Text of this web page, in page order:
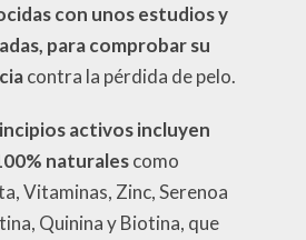
con unos estudios y
para comprobar su
contra la pérdida de pelo.
activos incluyen
naturalescomo
Vitaminas, Zinc, Serenoa
Quinina y Biotina, que